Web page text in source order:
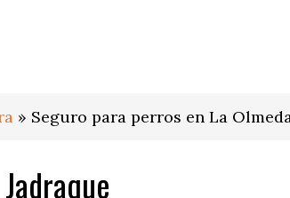
» Seguro para perros en La